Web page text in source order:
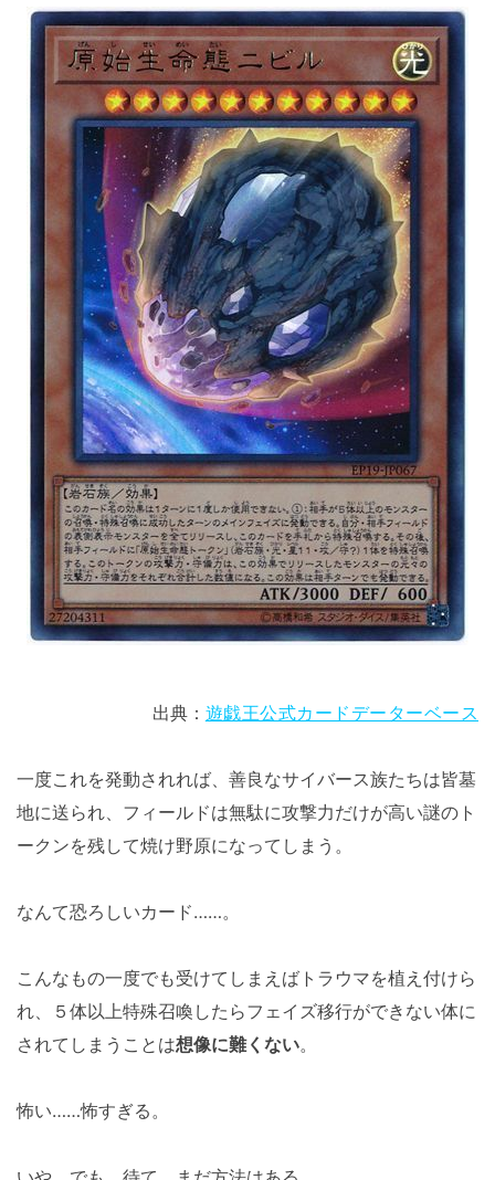
出典： 遊戯王公式カードデーターベース
一度これを発動されれば、善良なサイバース族たちは皆墓
地に送られ、フィールドは無駄に攻撃力だけが高い謎のト
ークンを残して焼け野原になってしまう。
なんて恐ろしいカード……。
こんなもの一度でも受けてしまえばトラウマを植え付けら
れ、５体以上特殊召喚したらフェイズ移行ができない体に
されてしまうことは想像に難くない。
怖い……怖すぎる。